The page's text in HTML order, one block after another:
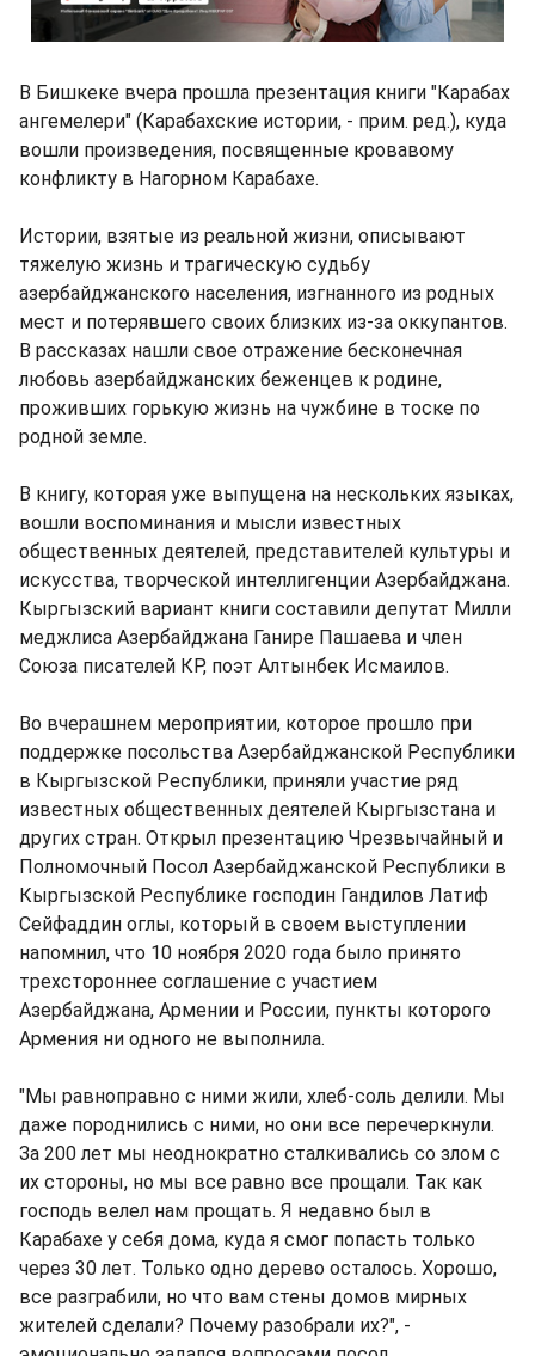
В Бишкеке вчера прошла презентация книги "Карабах
ангемелери" (Карабахские истории, - прим. ред.), куда
вошли произведения, посвященные кровавому
конфликту в Нагорном Карабахе.
Истории, взятые из реальной жизни, описывают
тяжелую жизнь и трагическую судьбу
азербайджанского населения, изгнанного из родных
мест и потерявшего своих близких из-за оккупантов.
В рассказах нашли свое отражение бесконечная
любовь азербайджанских беженцев к родине,
проживших горькую жизнь на чужбине в тоске по
родной земле.
В книгу, которая уже выпущена на нескольких языках,
вошли воспоминания и мысли известных
общественных деятелей, представителей культуры и
искусства, творческой интеллигенции Азербайджана.
Кыргызский вариант книги составили депутат Милли
меджлиса Азербайджана Ганире Пашаева и член
Союза писателей КР, поэт Алтынбек Исмаилов.
Во вчерашнем мероприятии, которое прошло при
поддержке посольства Азербайджанской Республики
в Кыргызской Республики, приняли участие ряд
известных общественных деятелей Кыргызстана и
других стран. Открыл презентацию Чрезвычайный и
Полномочный Посол Азербайджанской Республики в
Кыргызской Республике господин Гандилов Латиф
Сейфаддин оглы, который в своем выступлении
напомнил, что 10 ноября 2020 года было принято
трехстороннее соглашение с участием
Азербайджана, Армении и России, пункты которого
Армения ни одного не выполнила.
"Мы равноправно с ними жили, хлеб-соль делили. Мы
даже породнились с ними, но они все перечеркнули.
За 200 лет мы неоднократно сталкивались со злом с
их стороны, но мы все равно все прощали. Так как
господь велел нам прощать. Я недавно был в
Карабахе у себя дома, куда я смог попасть только
через 30 лет. Только одно дерево осталось. Хорошо,
все разграбили, но что вам стены домов мирных
жителей сделали? Почему разобрали их?", -